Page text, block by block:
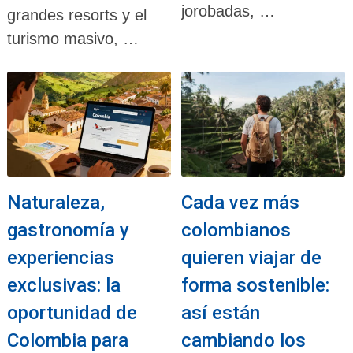
grandes resorts y el
turismo masivo, …
jorobadas, …
Naturaleza,
gastronomía y
experiencias
exclusivas: la
oportunidad de
Colombia para
Cada vez más
colombianos
quieren viajar de
forma sostenible:
así están
cambiando los